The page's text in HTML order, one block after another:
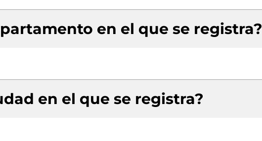
en el que se registra?
en el que se registra?